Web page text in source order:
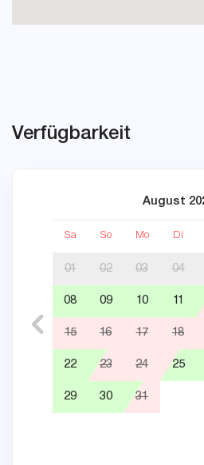
Verfügbarkeit
August
Sa So Mo Di
01 02 03 04
08 09 10 11
15 16 17 18
22 23 24 25
29 30 31